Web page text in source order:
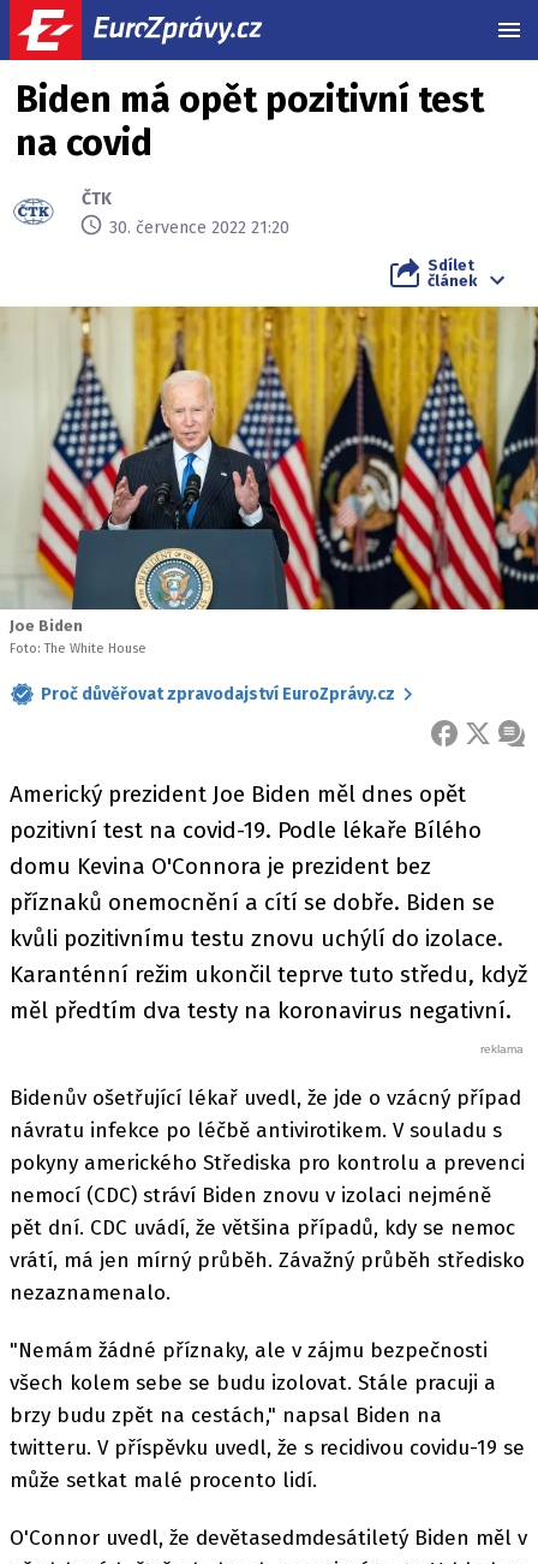
Biden má opět pozitivní test
na covid
ČTK
30. července 2022 21:20
Sdílet
článek
Joe Biden
Foto: The White House
Proč důvěřovat zpravodajství EuroZprávy.cz
FACEBOOK
X
Americký prezident Joe Biden měl dnes opět
pozitivní test na covid-19. Podle lékaře Bílého
domu Kevina O'Connora je prezident bez
příznaků onemocnění a cítí se dobře. Biden se
kvůli pozitivnímu testu znovu uchýlí do izolace.
Karanténní režim ukončil teprve tuto středu, když
měl předtím dva testy na koronavirus negativní.
Bidenův ošetřující lékař uvedl, že jde o vzácný případ
návratu infekce po léčbě antivirotikem. V souladu s
pokyny amerického Střediska pro kontrolu a prevenci
nemocí (CDC) stráví Biden znovu v izolaci nejméně
pět dní. CDC uvádí, že většina případů, kdy se nemoc
vrátí, má jen mírný průběh. Závažný průběh středisko
nezaznamenalo.
"Nemám žádné příznaky, ale v zájmu bezpečnosti
všech kolem sebe se budu izolovat. Stále pracuji a
brzy budu zpět na cestách," napsal Biden na
twitteru. V příspěvku uvedl, že s recidivou covidu-19 se
může setkat malé procento lidí.
O'Connor uvedl, že devětasedmdesátiletý Biden měl v